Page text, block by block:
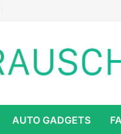
AUTO GADGETS